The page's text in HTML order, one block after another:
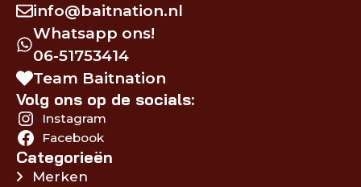
info@baitnation.nl
Whatsapp ons!
06-51753414
Team Baitnation
Volg ons op de socials:
Instagram
Facebook
Categorieën
Merken